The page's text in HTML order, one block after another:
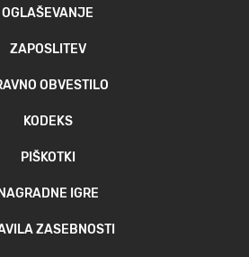
OGLAŠEVANJE
ZAPOSLITEV
OBVESTILO
KODEKS
PIŠKOTKI
NAGRADNE IGRE
ZASEBNOSTI